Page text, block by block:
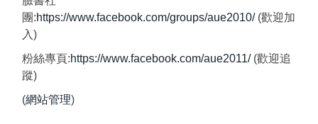
團:https://www.facebook.com/groups/aue2010/(歡迎加
入)
粉絲專頁:https://www.facebook.com/aue2011/(歡迎追
蹤)
(網站管理)